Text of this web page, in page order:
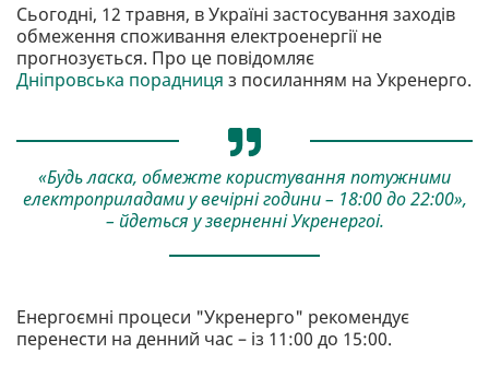
Сьогодні, 12 травня, в Україні застосування заходів
обмеження споживання електроенергії не
прогнозується. Про це повідомляє
Дніпровська порадниця з посиланням на Укренерго.
«Будь ласка, обмежте користування потужними
електроприладами у вечірні години – 18:00 до 22:00»,
– йдеться у зверненні Укренергоі.
Енергоємні процеси "Укренерго" рекомендує
перенести на денний час – із 11:00 до 15:00.